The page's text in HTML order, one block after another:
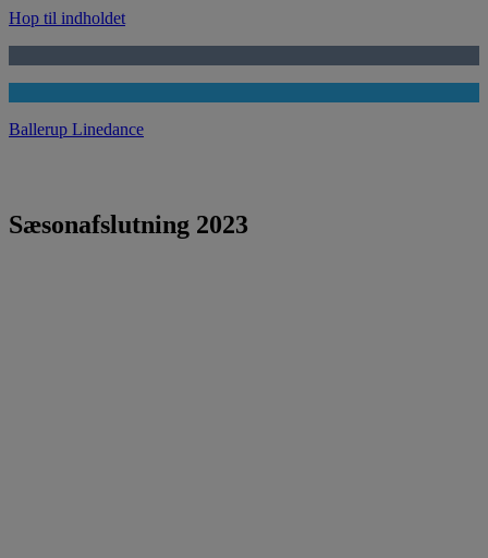
Hop til indholdet
Ballerup Linedance
Sæsonafslutning 2023